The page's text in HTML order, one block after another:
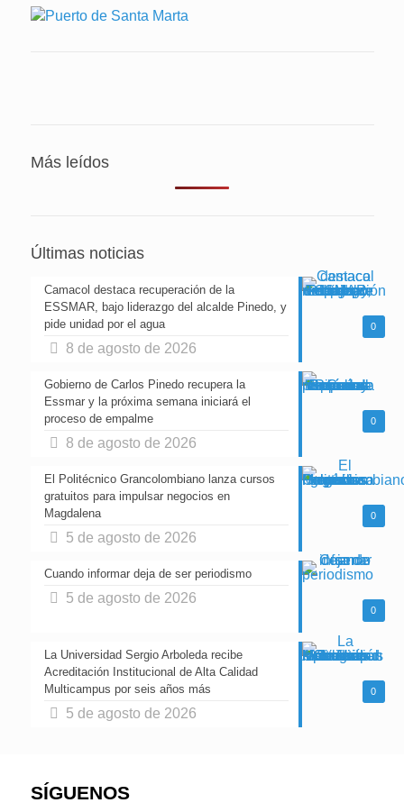
Más leídos
Últimas noticias
0
Camacol destaca recuperación de la
ESSMAR, bajo liderazgo del alcalde Pinedo, y
pide unidad por el agua
8 de agosto de 2026
0
Gobierno de Carlos Pinedo recupera la
Essmar y la próxima semana iniciará el
proceso de empalme
8 de agosto de 2026
0
El Politécnico Grancolombiano lanza cursos
gratuitos para impulsar negocios en
Magdalena
5 de agosto de 2026
0
Cuando informar deja de ser periodismo
5 de agosto de 2026
0
La Universidad Sergio Arboleda recibe
Acreditación Institucional de Alta Calidad
Multicampus por seis años más
5 de agosto de 2026
SÍGUENOS